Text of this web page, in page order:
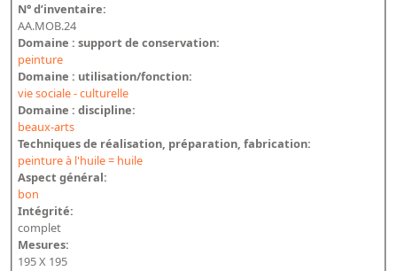
N° d’inventaire:
AA.MOB.24
Domaine : support de conservation:
peinture
Domaine : utilisation/fonction:
vie sociale - culturelle
Domaine : discipline:
beaux-arts
Techniques de réalisation, préparation, fabrication:
peinture à l'huile = huile
Aspect général:
bon
Intégrité:
complet
Mesures:
195 X 195